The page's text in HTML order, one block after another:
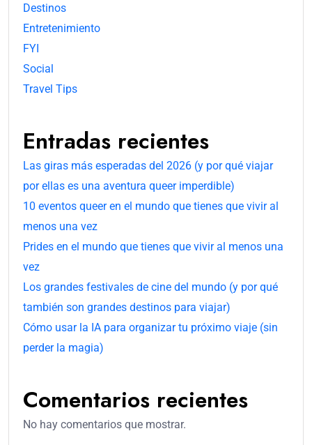
Destinos
Entretenimiento
FYI
Social
Travel Tips
Entradas recientes
Las giras más esperadas del 2026 (y por qué viajar
por ellas es una aventura queer imperdible)
10 eventos queer en el mundo que tienes que vivir al
menos una vez
Prides en el mundo que tienes que vivir al menos una
vez
Los grandes festivales de cine del mundo (y por qué
también son grandes destinos para viajar)
Cómo usar la IA para organizar tu próximo viaje (sin
perder la magia)
Comentarios recientes
No hay comentarios que mostrar.